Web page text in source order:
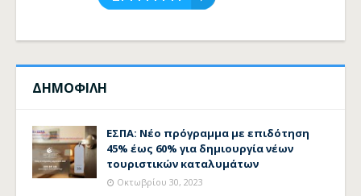
ΔΗΜΟΦΙΛΗ
ΕΣΠΑ: Νέο πρόγραμμα με επιδότηση
45% έως 60% για δημιουργία νέων
τουριστικών καταλυμάτων
Οκτωβρίου 30, 2023